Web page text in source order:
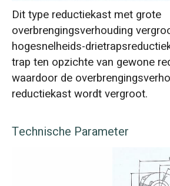
Dit type reductiekast met grote
overbrengingsverhouding
hogesnelheids-
trap ten opzichte van gewone
waardoor de
reductiekast wordt vergroot.
Technische Parameter